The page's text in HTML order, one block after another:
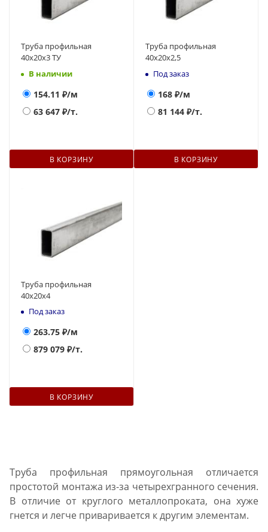
Труба профильная
40х20х3 ТУ
В наличии
154.11 ₽/м
63 647 ₽/т.
В КОРЗИНУ
Труба профильная
40х20х2,5
Под заказ
168 ₽/м
81 144 ₽/т.
В КОРЗИНУ
Труба профильная
40х20х4
Под заказ
263.75 ₽/м
879 079 ₽/т.
В КОРЗИНУ
Труба профильная прямоугольная отличается
простотой монтажа из-за четырехгранного сечения.
В отличие от круглого металлопроката, она хуже
гнется и легче приваривается к другим элементам.